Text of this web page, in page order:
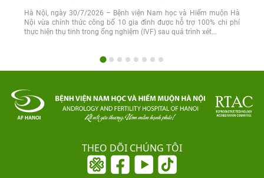
Hà Nội, ngày 30/7/2026 – Bệnh viện Nam học và Hiếm muộn Hà
Nội vừa chính thức công bố 10 gia đình được hỗ trợ 100% chi phí
thực hiện thụ tinh trong ống nghiệm (IVF) sau quá trình xét...
THEO DÕI CHÚNG TÔI